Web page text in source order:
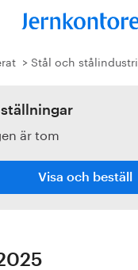
Stål och stålindustri
är tom
Visa och beställ